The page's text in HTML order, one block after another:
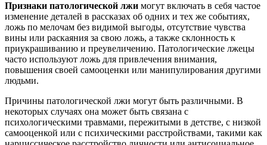
Признаки патологической лжи могут включать в себя частое
изменение деталей в рассказах об одних и тех же событиях,
ложь по мелочам без видимой выгоды, отсутствие чувства
вины или раскаяния за свою ложь, а также склонность к
приукрашиванию и преувеличению. Патологические лжецы
часто используют ложь для привлечения внимания,
повышения своей самооценки или манипулирования другими
людьми.
Причины патологической лжи могут быть различными. В
некоторых случаях она может быть связана с
психологическими травмами, пережитыми в детстве, с низкой
самооценкой или с психическими расстройствами, такими как